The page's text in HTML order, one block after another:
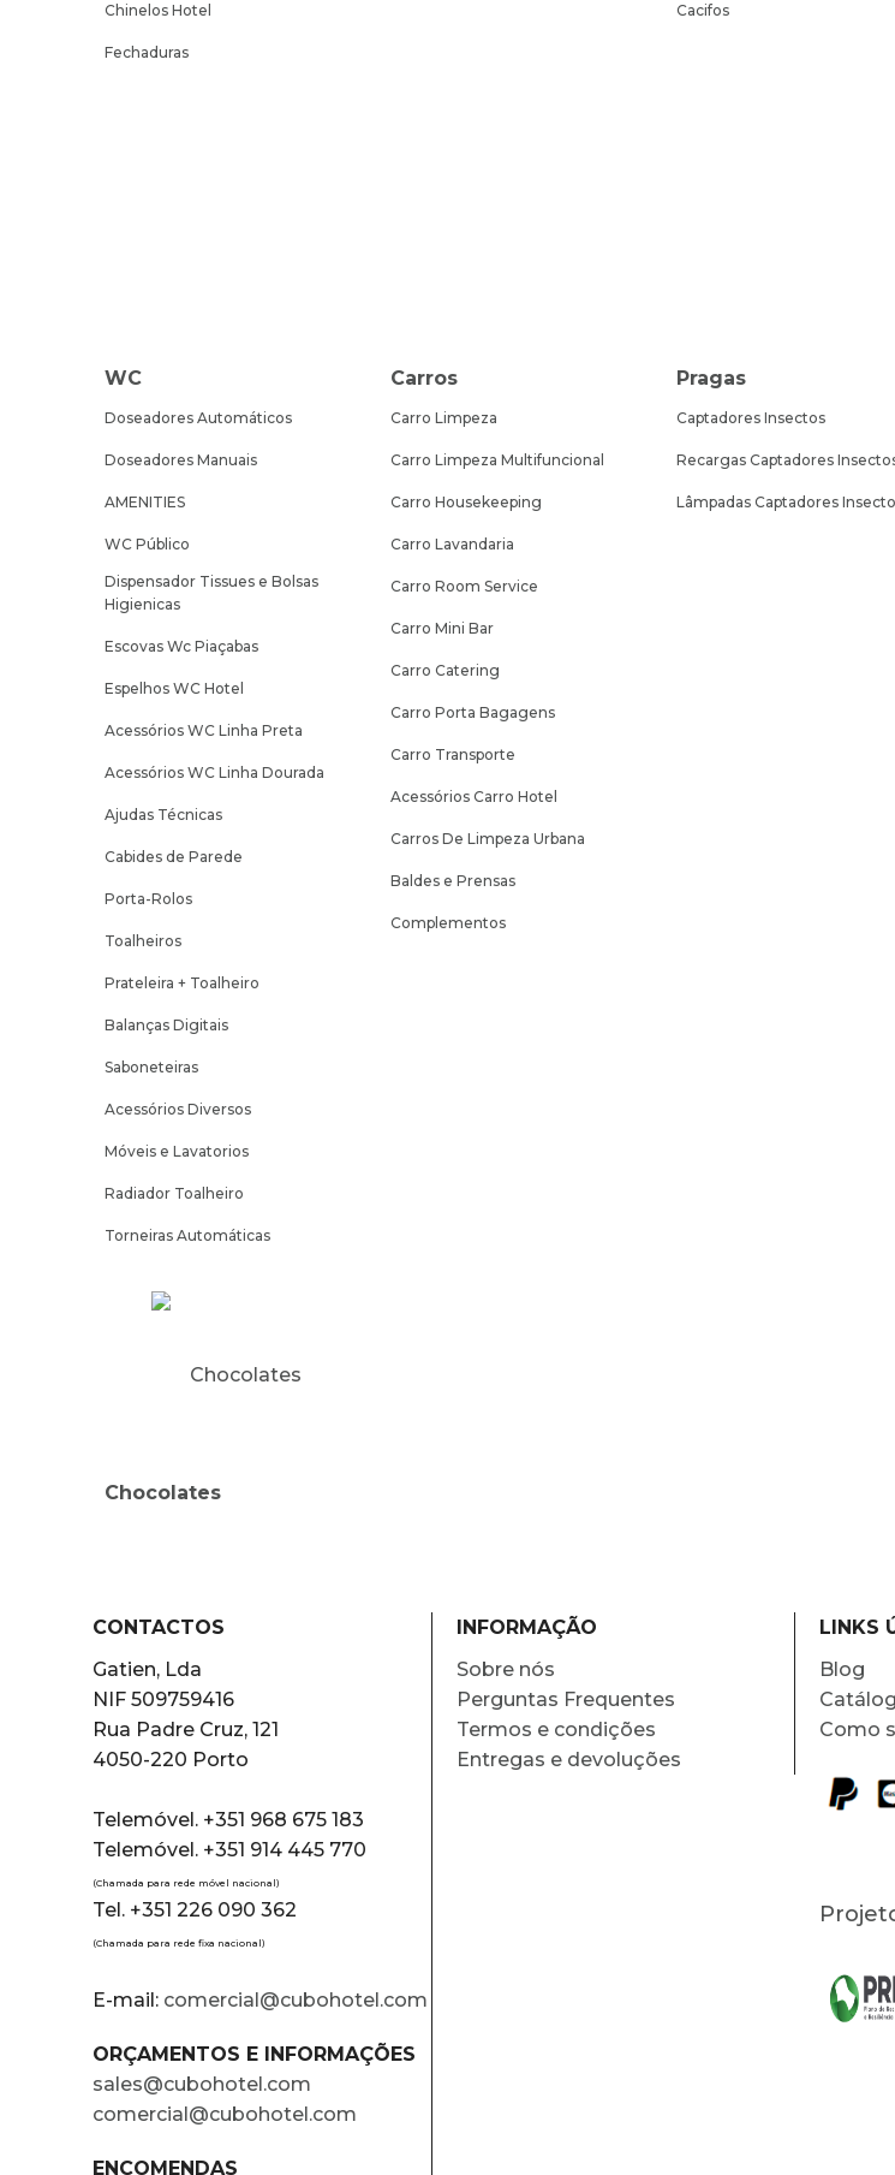
Chinelos Hotel
Fechaduras
Cacifos
WC
Doseadores Automáticos
Doseadores Manuais
AMENITIES
WC Público
Dispensador Tissues e Bolsas
Higienicas
Escovas Wc Piaçabas
Espelhos WC Hotel
Acessórios WC Linha Preta
Acessórios WC Linha Dourada
Ajudas Técnicas
Cabides de Parede
Porta-Rolos
Toalheiros
Prateleira + Toalheiro
Balanças Digitais
Saboneteiras
Acessórios Diversos
Móveis e Lavatorios
Radiador Toalheiro
Torneiras Automáticas
Carros
Carro Limpeza
Carro Limpeza Multifuncional
Carro Housekeeping
Carro Lavandaria
Carro Room Service
Carro Mini Bar
Carro Catering
Carro Porta Bagagens
Carro Transporte
Acessórios Carro Hotel
Carros De Limpeza Urbana
Baldes e Prensas
Complementos
Pragas
Captadores Insectos
Recargas Captadores
Lâmpadas Captadores
Chocolates
CONTACTOS
Gatien, Lda
NIF 509759416
Rua Padre Cruz, 121
4050-220 Porto
Telemóvel. +351 968 675 183
Telemóvel. +351 914 445 770
(Chamada para rede móvel nacional)
Tel. +351 226 090 362
(Chamada para rede fixa nacional)
E-mail: comercial@cubohotel.com
ORÇAMENTOS E INFORMAÇÕES
sales@cubohotel.com
comercial@cubohotel.com
ENCOMENDAS
INFORMAÇÃO
Sobre nós
Perguntas Frequentes
Termos e condições
Entregas e devoluções
LINKS
Blog
Como